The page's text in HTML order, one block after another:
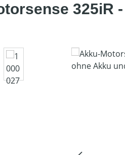
325iR